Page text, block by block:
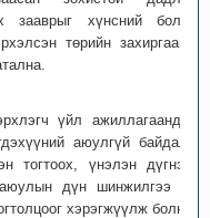
зааврыг хүнсний болон
төрийн захиргааны
үйл ажиллагаандаа
аюулгүй байдалд
тогтоох, үнэлэн дүгнэх,
дүн шинжилгээ ба
хэрэгжүүлж болно.